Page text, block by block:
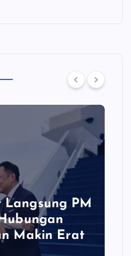
Langsung PM
Makin Erat